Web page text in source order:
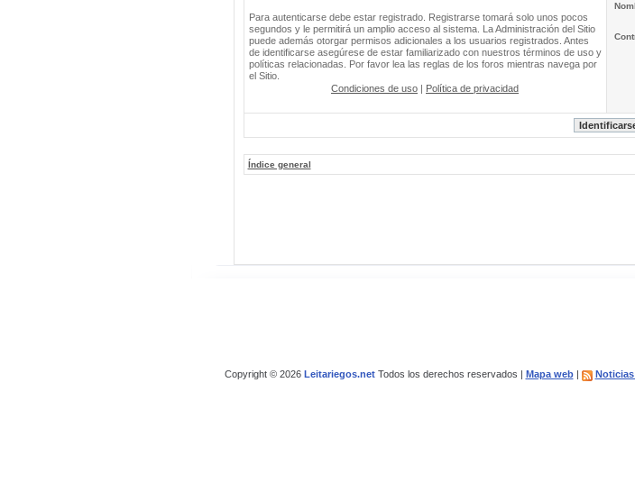
Para autenticarse debe estar registrado. Registrarse tomará solo unos pocos
segundos y le permitirá un amplio acceso al sistema. La Administración del Sitio
puede además otorgar permisos adicionales a los usuarios registrados. Antes
de identificarse asegúrese de estar familiarizado con nuestros términos de uso y
políticas relacionadas. Por favor lea las reglas de los foros mientras navega por
el Sitio.
Condiciones de uso | Política de privacidad
Índice general
Copyright © 2026 Leitariegos.netTodos los derechos reservados | Mapa web| Noticias